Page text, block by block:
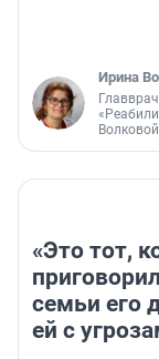
Ирина
«Это тот,
семьи его
ей с